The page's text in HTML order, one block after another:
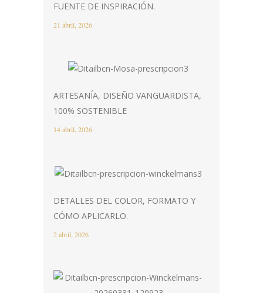
FUENTE DE INSPIRACIÓN.
21 abril, 2026
ARTESANÍA, DISEÑO VANGUARDISTA,
100% SOSTENIBLE
14 abril, 2026
DETALLES DEL COLOR, FORMATO Y
CÓMO APLICARLO.
2 abril, 2026